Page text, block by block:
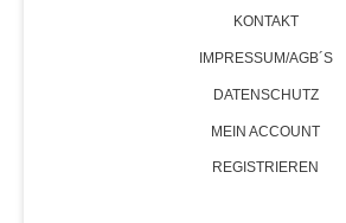
KONTAKT
IMPRESSUM/AGB´S
DATENSCHUTZ
MEIN ACCOUNT
REGISTRIEREN